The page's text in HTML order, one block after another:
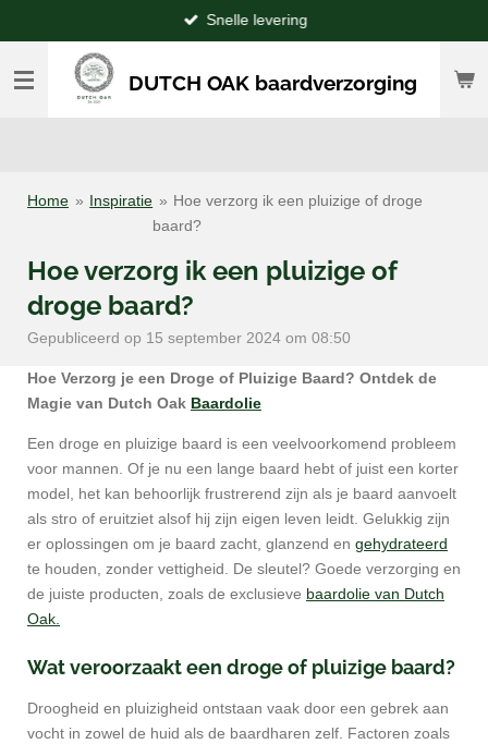
direct
naar
hoofdinhoud
DUTCH OAK baardverzorging
Snelle levering
Home » Inspiratie » Hoe verzorg ik een pluizige of droge
baard?
Hoe verzorg ik een pluizige of
droge baard?
Gepubliceerd op 15 september 2024 om 08:50
Hoe Verzorg je een Droge of Pluizige Baard? Ontdek de
Magie van Dutch Oak Baardolie
Een droge en pluizige baard is een veelvoorkomend probleem
voor mannen. Of je nu een lange baard hebt of juist een korter
model, het kan behoorlijk frustrerend zijn als je baard aanvoelt
als stro of eruitziet alsof hij zijn eigen leven leidt. Gelukkig zijn
er oplossingen om je baard zacht, glanzend en gehydrateerd
te houden, zonder vettigheid. De sleutel? Goede verzorging en
de juiste producten, zoals de exclusieve baardolie van Dutch
Oak.
Wat veroorzaakt een droge of pluizige baard?
Droogheid en pluizigheid ontstaan vaak door een gebrek aan
vocht in zowel de huid als de baardharen zelf. Factoren zoals